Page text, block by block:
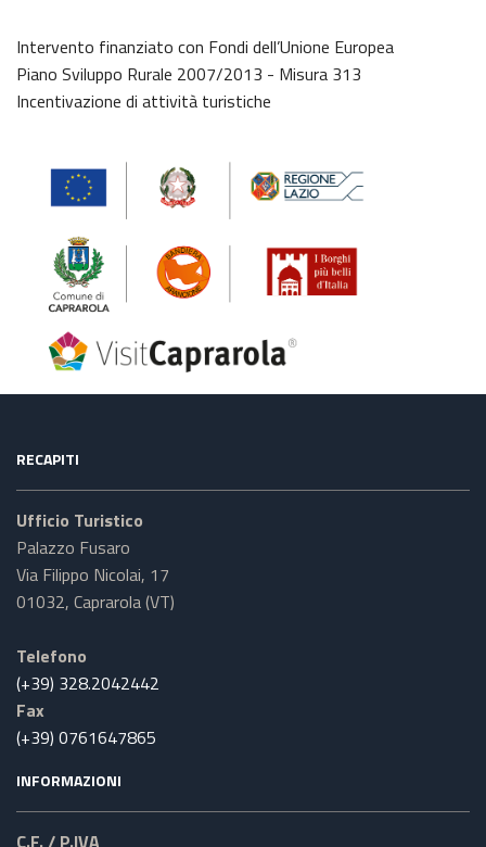
Intervento finanziato con Fondi dell’Unione Europea
Piano Sviluppo Rurale 2007/2013 - Misura 313
Incentivazione di attività turistiche
RECAPITI
Ufficio Turistico
Palazzo Fusaro
Via Filippo Nicolai, 17
01032, Caprarola (VT)
Telefono
(+39) 328.2042442
Fax
(+39) 0761647865
INFORMAZIONI